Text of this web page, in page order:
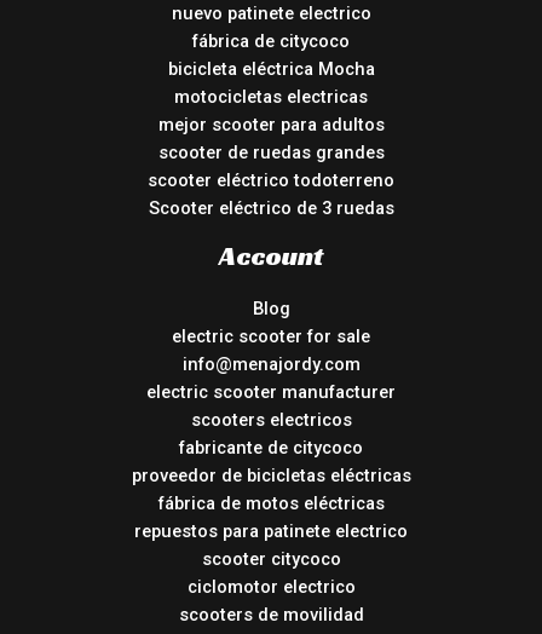
nuevo patinete electrico
fábrica de citycoco
bicicleta eléctrica Mocha
motocicletas electricas
mejor scooter para adultos
scooter de ruedas grandes
scooter eléctrico todoterreno
Scooter eléctrico de 3 ruedas
Account
Blog
electric scooter for sale
info@menajordy.com
electric scooter manufacturer
scooters electricos
fabricante de citycoco
proveedor de bicicletas eléctricas
fábrica de motos eléctricas
repuestos para patinete electrico
scooter citycoco
ciclomotor electrico
scooters de movilidad